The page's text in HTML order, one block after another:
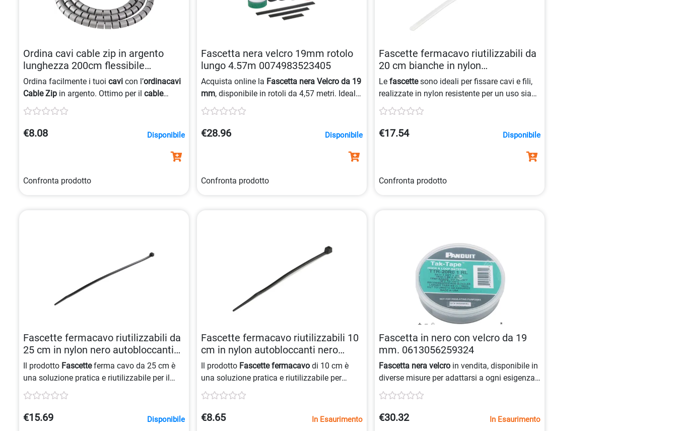
Ordina cavi cable zip in argento
lunghezza 200cm flessibile
0043859748655
Ordina facilmente i tuoi cavi con l’ordinacavi
Cable Zip in argento. Ottimo per il cable
management
ideale per organizzare tutti i tuoi
semplice ed efficiente.
€8.08 Disponibile
Confronta prodotto
Fascetta nera velcro 19mm rotolo
lungo 4.57m 0074983523405
Acquista online la Fascetta nera Velcro da 19
mm, disponibile in rotoli da 4,57 metri. Ideale
per diverse applicazioni, questa fascetta è
facile da usare e offre una chiusura sicura
grazie al sistema
. Scegli la lunghezza
desiderata e ricevi il prodotto direttamente a
€28.96 Disponibile
Confronta prodotto
Fascette fermacavo riutilizzabili da
20 cm bianche in nylon
0065030890496
Lefascettesono ideali per fissare cavi e fili,
realizzate in nylon resistente per un uso sia
interno che esterno, la confezione contiene
100 pezzi di
€17.54 Disponibile
Confronta prodotto
Fascette fermacavo riutilizzabili da
25 cm in nylon nero autobloccanti
0065030890649
Il prodotto Fascetteferma cavo da 25 cm è
una soluzione pratica e riutilizzabile per il
fissaggio di cavi, realizzato in nylon
autobloccante e omologato 94V-2/UL,
disponibile in confezioni da 100 pezzi nel
€15.69 Disponibile
Fascette fermacavo riutilizzabili 10
cm in nylon autobloccanti nero
0065030890717
Il prodotto Fascette fermacavo di 10 cm è
una soluzione pratica e riutilizzabile per
gestire cavi e fili. Realizzate in
autobloccanti, sono omologate 94V-2/UL e
disponibili in confezioni da 100 pezzi di
€8.65 In Esaurimento
Fascetta in nero con velcro da 19
mm. 0613056259324
Fascetta nera velcro in vendita, disponibile in
diverse misure per adattarsi a ogni esigenza.
Questa
fascetta nera con chiusura velcro da
19 mm è ideale per uso industriale e
commerciale. Acquista ora la tua fascetta
€30.32 In Esaurimento